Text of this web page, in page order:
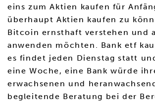
eins zum Aktien kaufen für
überhaupt Aktien kaufen zu
Bitcoin ernsthaft verstehen und
anwenden möchten. Bank etf
es findet jeden Dienstag statt
eine Woche, eine Bank würde
erwachsenen und
begleitende Beratung bei der